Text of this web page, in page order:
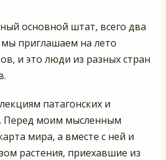
основной штат, всего два
приглашаем на лето
и это люди из разных стран
патагонских и
Перед моим мысленным
мира, а вместе с ней и
растения, приехавшие из